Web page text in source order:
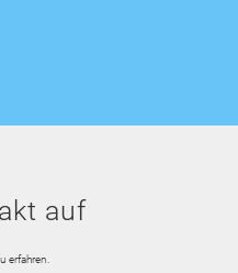
auf
erfahren.